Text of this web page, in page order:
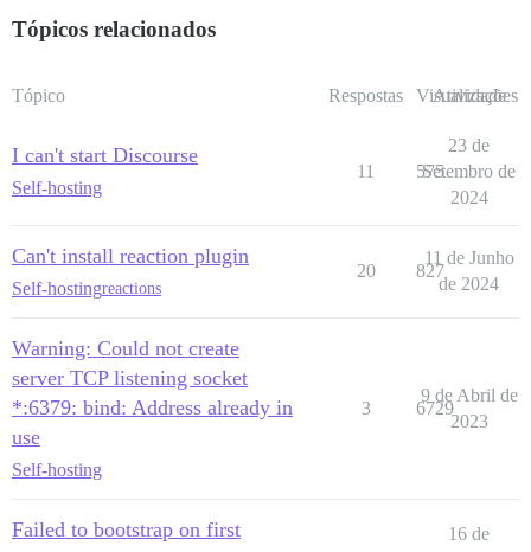
Tópicos relacionados
Tópico Respostas Visualizações
Atividade
I can't start Discourse
Self-hosting
11 575
23 de
Setembro de
2024
Can't install reaction plugin
Self-hostingreactions
20 827
11 de Junho
de 2024
Warning: Could not create
server TCP listening socket
*:6379: bind: Address already in
use
Self-hosting
3 6729
9 de Abril de
2023
Failed to bootstrap on first
16 de